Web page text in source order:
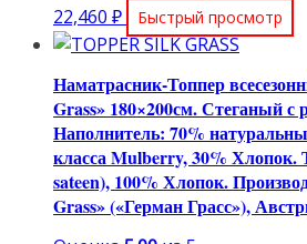
22,460 ₽ Быстрый просмотр
Наматрасник-Топпер
Grass» 180×200см. Стеганый с
Наполнитель: 70%
класса Mulberry, 30% Хлопок.
sateen), 100% Хлопок.
Grass» («Герман Грасс»),